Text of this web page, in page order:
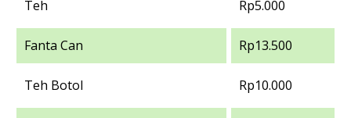
Teh Rp5.000
Fanta Can Rp13.500
Teh Botol Rp10.000